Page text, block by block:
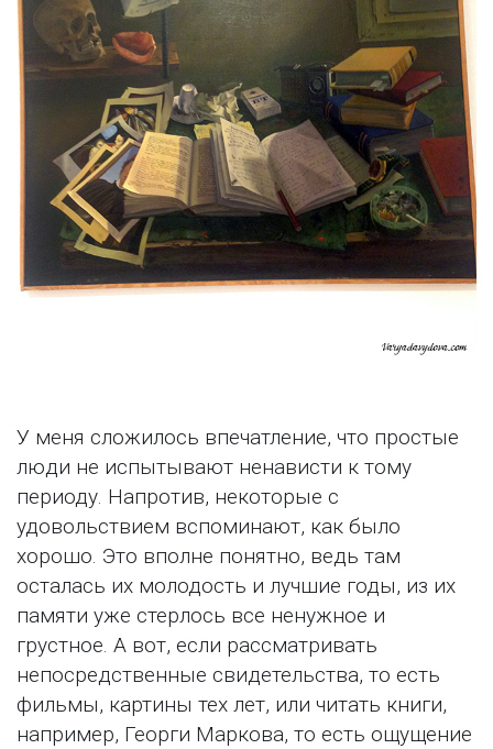
У меня сложилось впечатление, что простые
люди не испытывают ненависти к тому
периоду. Напротив, некоторые с
удовольствием вспоминают, как было
хорошо. Это вполне понятно, ведь там
осталась их молодость и лучшие годы, из их
памяти уже стерлось все ненужное и
грустное. А вот, если рассматривать
непосредственные свидетельства, то есть
фильмы, картины тех лет, или читать книги,
например, Георги Маркова, то есть ощущение